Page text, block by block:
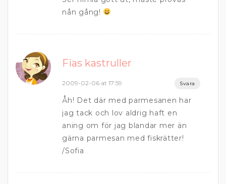
nån gång!
Fias kastruller
2009-02-06 at 17:59 Svara
Åh! Det där med parmesanen har
jag tack och lov aldrig haft en
aning om för jag blandar mer än
gärna parmesan med fiskrätter!
/Sofia